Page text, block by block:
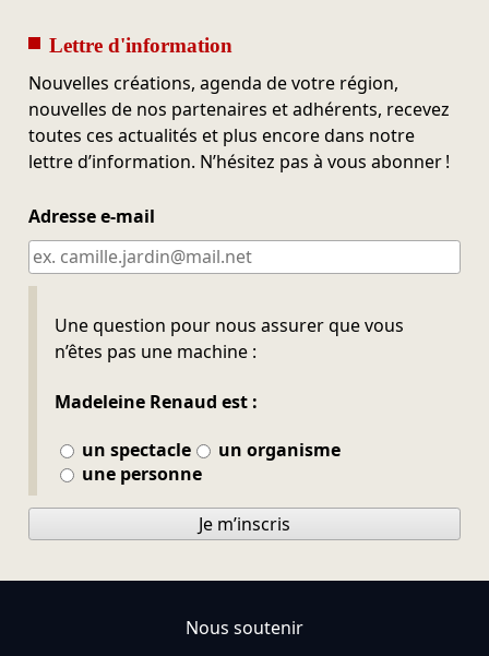
Lettre d'information
Nouvelles créations, agenda de votre région,
nouvelles de nos partenaires et adhérents, recevez
toutes ces actualités et plus encore dans notre
lettre d’information. N’hésitez pas à vous abonner !
Adresse e-mail
Une question pour nous assurer que vous
n’êtes pas une machine :
Madeleine Renaud est :
un spectacle
un organisme
une personne
Ne pas remplir
Je m’inscris
Nous soutenir